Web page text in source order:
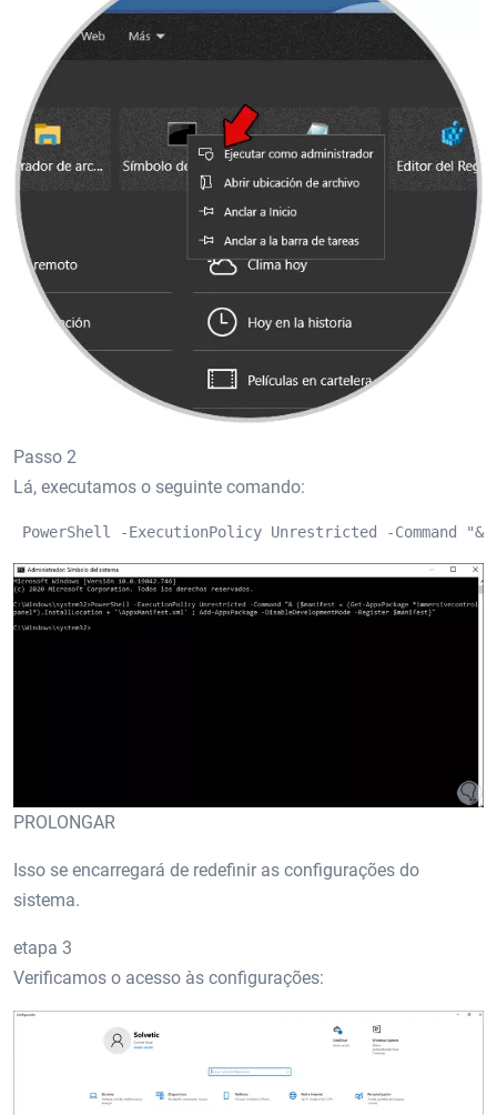
Passo 2
Lá, executamos o seguinte comando:
PowerShell -ExecutionPolicy Unrestricted -Command
PROLONGAR
Isso se encarregará de redefinir as configurações do
sistema.
etapa 3
Verificamos o acesso às configurações: